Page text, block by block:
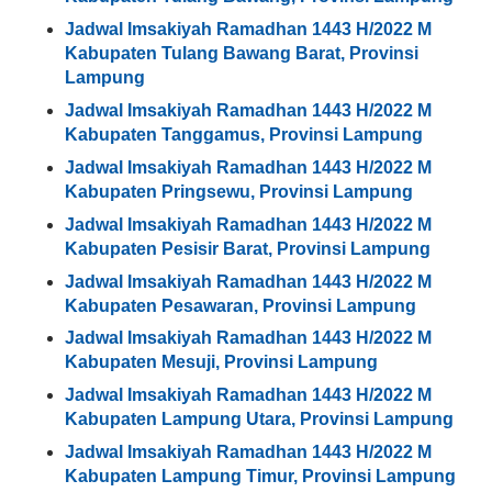
Jadwal Imsakiyah Ramadhan 1443 H/2022 M
Kabupaten Tulang Bawang Barat, Provinsi
Lampung
Jadwal Imsakiyah Ramadhan 1443 H/2022 M
Kabupaten Tanggamus, Provinsi Lampung
Jadwal Imsakiyah Ramadhan 1443 H/2022 M
Kabupaten Pringsewu, Provinsi Lampung
Jadwal Imsakiyah Ramadhan 1443 H/2022 M
Kabupaten Pesisir Barat, Provinsi Lampung
Jadwal Imsakiyah Ramadhan 1443 H/2022 M
Kabupaten Pesawaran, Provinsi Lampung
Jadwal Imsakiyah Ramadhan 1443 H/2022 M
Kabupaten Mesuji, Provinsi Lampung
Jadwal Imsakiyah Ramadhan 1443 H/2022 M
Kabupaten Lampung Utara, Provinsi Lampung
Jadwal Imsakiyah Ramadhan 1443 H/2022 M
Kabupaten Lampung Timur, Provinsi Lampung